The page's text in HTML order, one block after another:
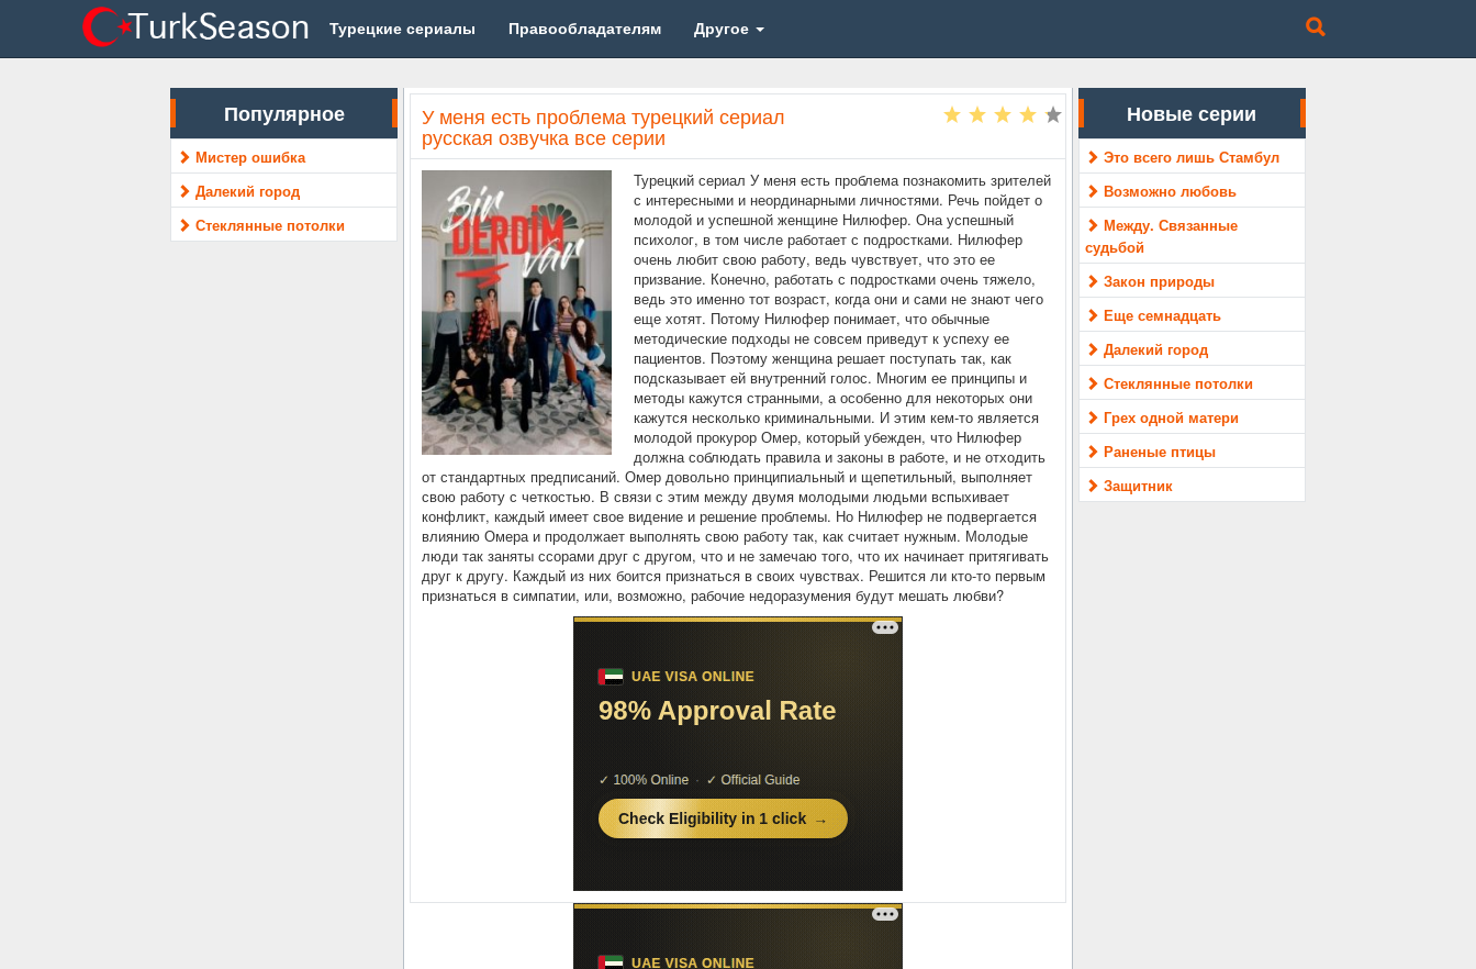
Турецкие сериалы Правообладателям Другое
Популярное
Мистер ошибка
Далекий город
Стеклянные потолки
У меня есть проблема турецкий сериал
русская озвучка все серии
Турецкий сериал У меня есть проблема познакомить зрителей
с интересными и неординарными личностями. Речь пойдет о
молодой и успешной женщине Нилюфер. Она успешный
психолог, в том числе работает с подростками. Нилюфер
очень любит свою работу, ведь чувствует, что это ее
призвание. Конечно, работать с подростками очень тяжело,
ведь это именно тот возраст, когда они и сами не знают чего
еще хотят. Потому Нилюфер понимает, что обычные
методические подходы не совсем приведут к успеху ее
пациентов. Поэтому женщина решает поступать так, как
подсказывает ей внутренний голос. Многим ее принципы и
методы кажутся странными, а особенно для некоторых они
кажутся несколько криминальными. И этим кем-то является
молодой прокурор Омер, который убежден, что Нилюфер
должна соблюдать правила и законы в работе, и не отходить
от стандартных предписаний. Омер довольно принципиальный и щепетильный, выполняет
свою работу с четкостью. В связи с этим между двумя молодыми людьми вспыхивает
конфликт, каждый имеет свое видение и решение проблемы. Но Нилюфер не подвергается
влиянию Омера и продолжает выполнять свою работу так, как считает нужным. Молодые
люди так заняты ссорами друг с другом, что и не замечаю того, что их начинает притягивать
друг к другу. Каждый из них боится признаться в своих чувствах. Решится ли кто-то первым
признаться в симпатии, или, возможно, рабочие недоразумения будут мешать любви?
Новые серии
Это всего лишь Стамбул
Возможно любовь
Между. Связанные
судьбой
Закон природы
Еще семнадцать
Далекий город
Стеклянные потолки
Грех одной матери
Раненые птицы
Защитник